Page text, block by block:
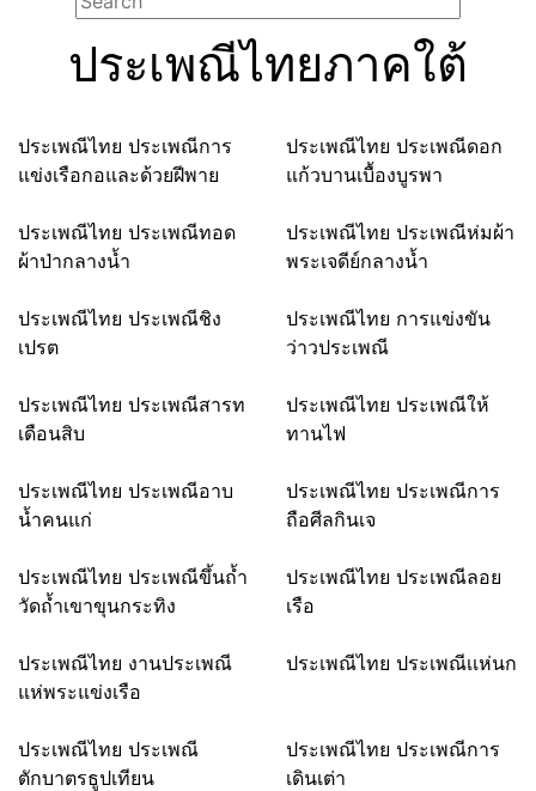
ประเพณีไทยภาคใต้
ประเพณีไทย ประเพณีการ
แข่งเรือกอและด้วยฝีพาย
ประเพณีไทย ประเพณีดอก
แก้วบานเบื้องบูรพา
ประเพณีไทย ประเพณีทอด
ผ้าป่ากลางน้ำ
ประเพณีไทย ประเพณีห่มผ้า
พระเจดีย์กลางน้ำ
ประเพณีไทย ประเพณีชิง
เปรต
ประเพณีไทย การแข่งขัน
ว่าวประเพณี
ประเพณีไทย ประเพณีสารท
เดือนสิบ
ประเพณีไทย ประเพณีให้
ทานไฟ
ประเพณีไทย ประเพณีอาบ
น้ำคนแก่
ประเพณีไทย ประเพณีการ
ถือศีลกินเจ
ประเพณีไทย ประเพณีขึ้นถ้ำ
วัดถ้ำเขาขุนกระทิง
ประเพณีไทย ประเพณีลอย
เรือ
ประเพณีไทย งานประเพณี
แห่พระแข่งเรือ
ประเพณีไทย ประเพณีเเห่นก
ประเพณีไทย ประเพณี
ตักบาตรธูปเทียน
ประเพณีไทย ประเพณีการ
เดินเต่า